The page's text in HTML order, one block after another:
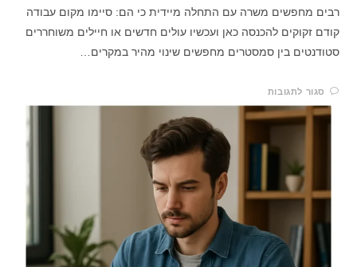
רבים מחפשים משרה עם התחלה מיידית כי הם: סיימו מקום עבודה
קודם זקוקים להכנסה כאן ועכשיו עולים חדשים או חיילים משוחררים
סטודנטים בין סמסטרים מחפשים שינוי מהיר במקרים…
סגור לתגובות